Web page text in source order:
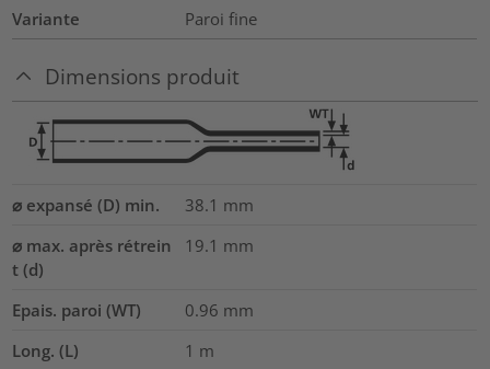
Variante Paroi fine
Dimensions produit
⌀ expansé (D) min. 38.1 mm
⌀ max. après rétrein
t (d)
19.1 mm
Epais. paroi (WT) 0.96 mm
Long. (L)
1 m